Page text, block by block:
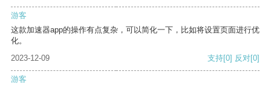
游客
这款加速器app的操作有点复杂，可以简化一下，比如将设置页面进行优
化。
2023-12-09
支持[0] 反对[0]
游客